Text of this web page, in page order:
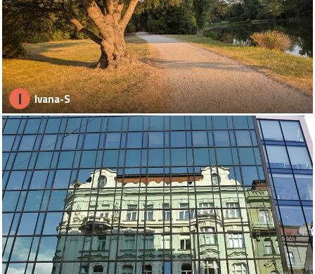
I Ivana-S